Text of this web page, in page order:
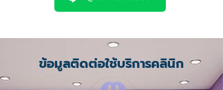
ข้อมูลติดต่อใช้บริการคลินิก